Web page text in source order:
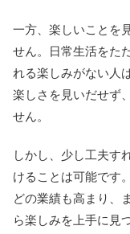
一方、楽しいことを
せん。日常生活をた
れる楽しみがない人
楽しさを見いだせず
せん。
しかし、少し工夫す
けることは可能です
どの業績も高まり、
ら楽しみを上手に見